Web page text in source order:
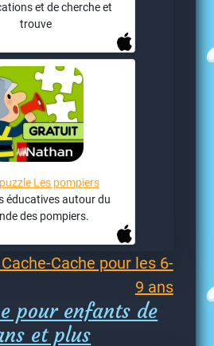
et de cherche et
trouve
Les pompiers
éducatives autour du
des pompiers.
Cache pour les 6-
9 ans
pour enfants de
et plus